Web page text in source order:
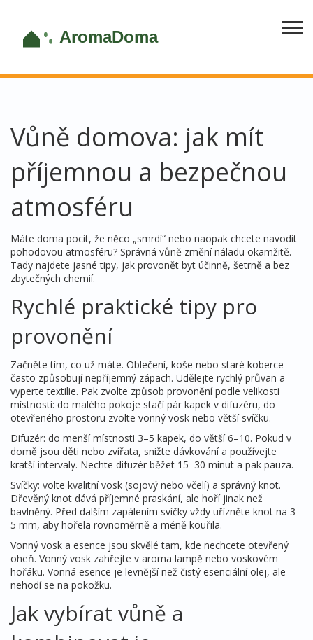
Vůně domova: jak mít
příjemnou a bezpečnou
atmosféru
Máte doma pocit, že něco „smrdí“ nebo naopak chcete navodit
pohodovou atmosféru? Správná vůně změní náladu okamžitě.
Tady najdete jasné tipy, jak provonět byt účinně, šetrně a bez
zbytečných chemií.
Rychlé praktické tipy pro
provonění
Začněte tím, co už máte. Oblečení, koše nebo staré koberce
často způsobují nepříjemný zápach. Udělejte rychlý průvan a
vyperte textilie. Pak zvolte způsob provonění podle velikosti
místnosti: do malého pokoje stačí pár kapek v difuzéru, do
otevřeného prostoru zvolte vonný vosk nebo větší svíčku.
Difuzér: do menší místnosti 3–5 kapek, do větší 6–10. Pokud v
domě jsou děti nebo zvířata, snižte dávkování a používejte
kratší intervaly. Nechte difuzér běžet 15–30 minut a pak pauza.
Svíčky: volte kvalitní vosk (sojový nebo včelí) a správný knot.
Dřevěný knot dává příjemné praskání, ale hoří jinak než
bavlněný. Před dalším zapálením svíčky vždy uřízněte knot na 3–
5 mm, aby hořela rovnoměrně a méně kouřila.
Vonný vosk a esence jsou skvělé tam, kde nechcete otevřený
oheň. Vonný vosk zahřejte v aroma lampě nebo voskovém
hořáku. Vonná esence je levnější než čistý esenciální olej, ale
nehodí se na pokožku.
Jak vybírat vůně a